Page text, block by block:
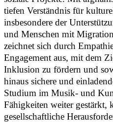
tiefen Verständnis für
insbesondere der
und Menschen mit
zeichnet sich durch
Engagement aus, mit dem
Inklusion zu fördern und
hinaus sichere und
Studium im Musik- und
Fähigkeiten weiter gestärkt,
gesellschaftliche